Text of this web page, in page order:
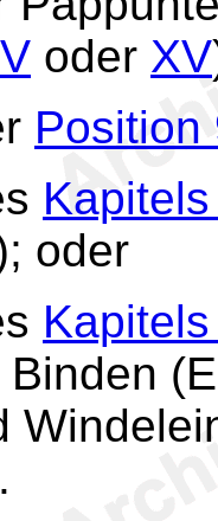
oder XV
Position
oder